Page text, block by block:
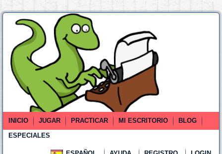
INICIO JUGAR PRACTICAR MI ESCRITORIO
BLOG
ESPECIALES